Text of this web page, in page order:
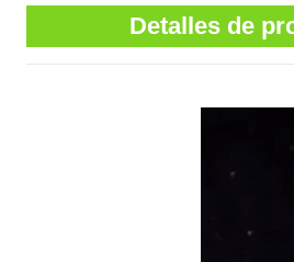
Detalles de